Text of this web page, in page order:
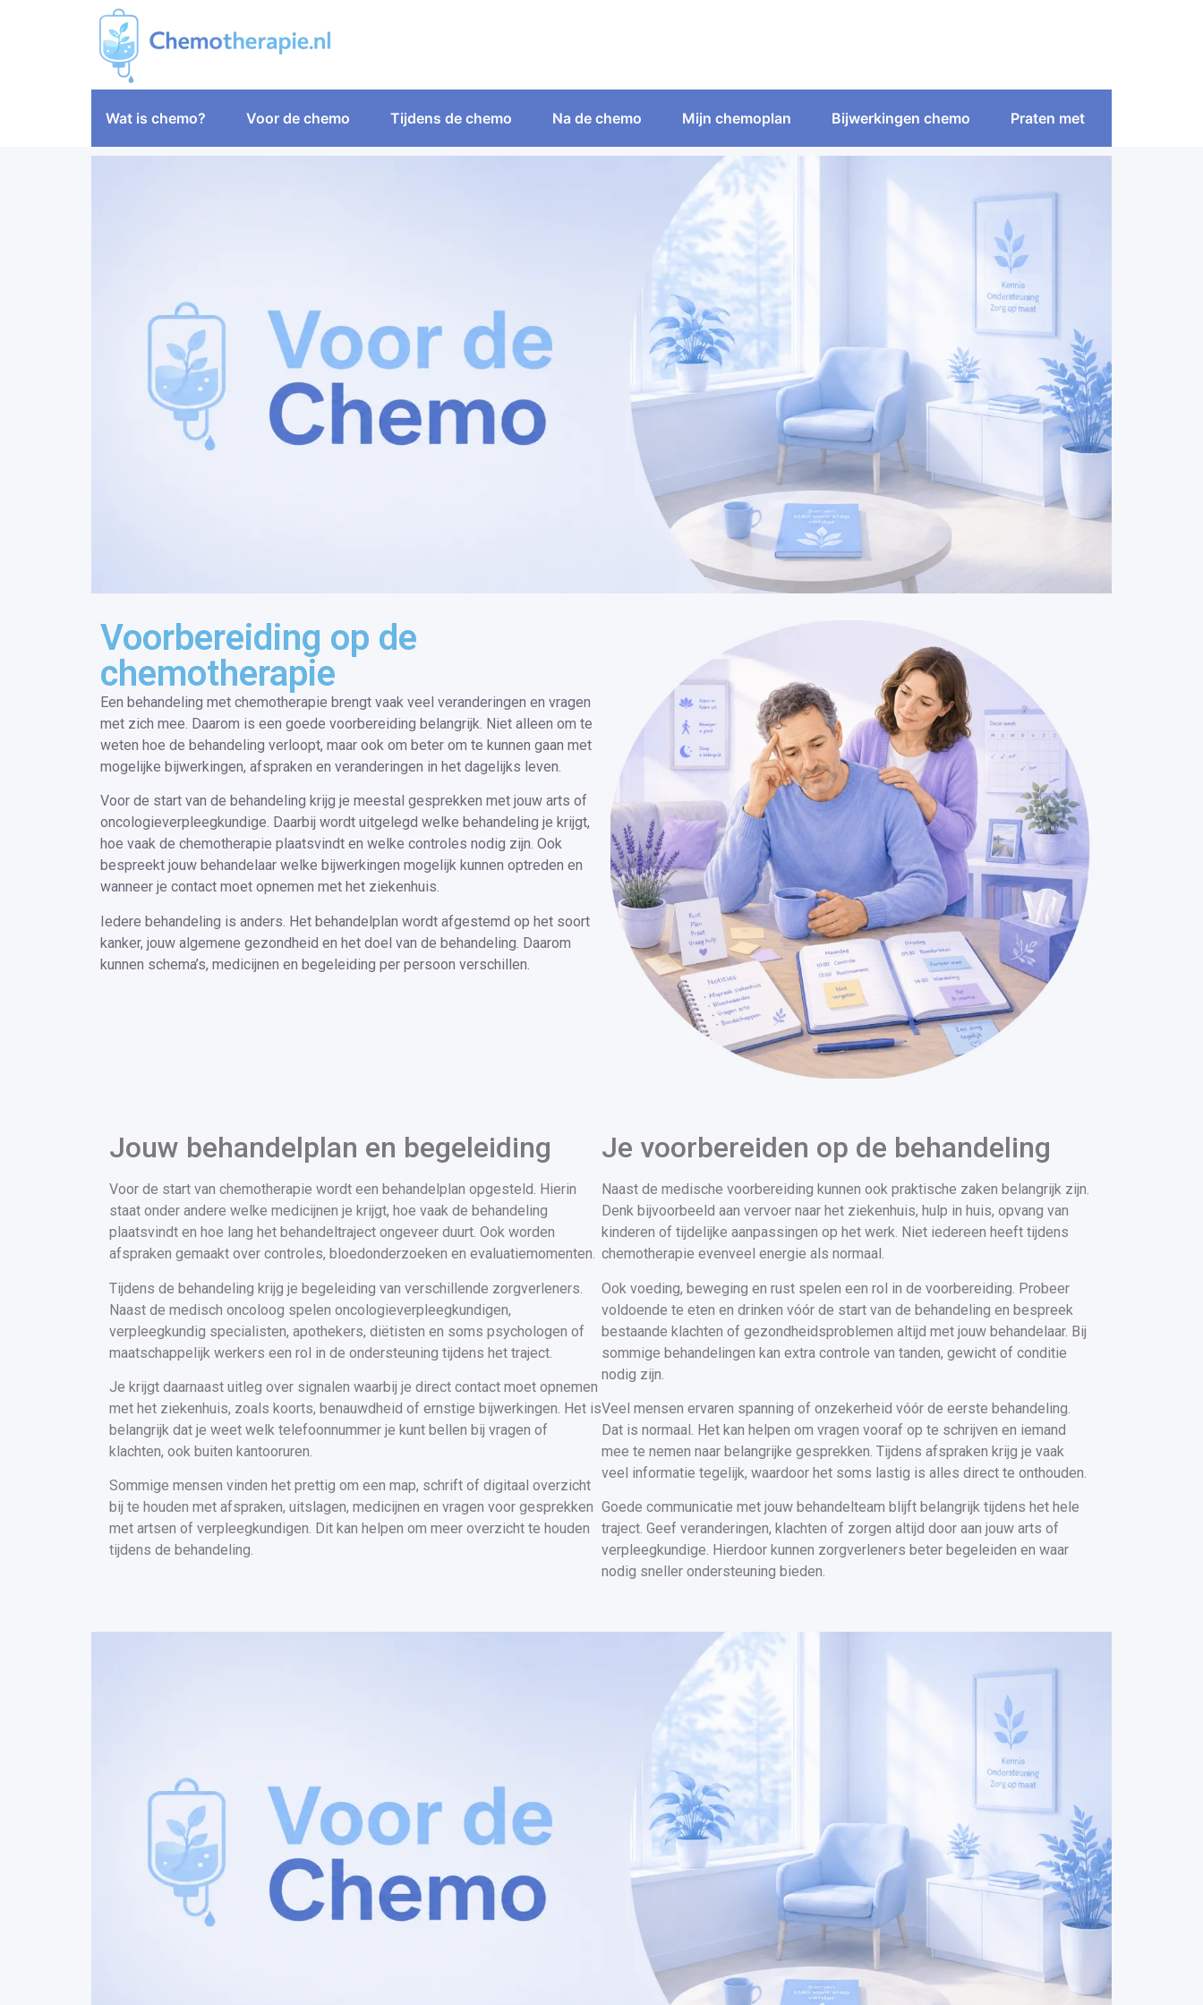
Wat is chemo? Voor de chemo Tijdens de chemo Na de chemo Mijn chemoplan Bijwerkingen chemo Praten met
Voorbereiding op de
chemotherapie
Een behandeling met chemotherapie brengt vaak veel veranderingen en vragen
met zich mee. Daarom is een goede voorbereiding belangrijk. Niet alleen om te
weten hoe de behandeling verloopt, maar ook om beter om te kunnen gaan met
mogelijke bijwerkingen, afspraken en veranderingen in het dagelijks leven.
Voor de start van de behandeling krijg je meestal gesprekken met jouw arts of
oncologieverpleegkundige. Daarbij wordt uitgelegd welke behandeling je krijgt,
hoe vaak de chemotherapie plaatsvindt en welke controles nodig zijn. Ook
bespreekt jouw behandelaar welke bijwerkingen mogelijk kunnen optreden en
wanneer je contact moet opnemen met het ziekenhuis.
Iedere behandeling is anders. Het behandelplan wordt afgestemd op het soort
kanker, jouw algemene gezondheid en het doel van de behandeling. Daarom
kunnen schema’s, medicijnen en begeleiding per persoon verschillen.
Jouw behandelplan en begeleiding
Voor de start van chemotherapie wordt een behandelplan opgesteld. Hierin
staat onder andere welke medicijnen je krijgt, hoe vaak de behandeling
plaatsvindt en hoe lang het behandeltraject ongeveer duurt. Ook worden
afspraken gemaakt over controles, bloedonderzoeken en evaluatiemomenten.
Tijdens de behandeling krijg je begeleiding van verschillende zorgverleners.
Naast de medisch oncoloog spelen oncologieverpleegkundigen,
verpleegkundig specialisten, apothekers, diëtisten en soms psychologen of
maatschappelijk werkers een rol in de ondersteuning tijdens het traject.
Je krijgt daarnaast uitleg over signalen waarbij je direct contact moet opnemen
met het ziekenhuis, zoals koorts, benauwdheid of ernstige bijwerkingen. Het is
belangrijk dat je weet welk telefoonnummer je kunt bellen bij vragen of
klachten, ook buiten kantooruren.
Sommige mensen vinden het prettig om een map, schrift of digitaal overzicht
bij te houden met afspraken, uitslagen, medicijnen en vragen voor gesprekken
met artsen of verpleegkundigen. Dit kan helpen om meer overzicht te houden
tijdens de behandeling.
Je voorbereiden op de behandeling
Naast de medische voorbereiding kunnen ook praktische zaken belangrijk zijn.
Denk bijvoorbeeld aan vervoer naar het ziekenhuis, hulp in huis, opvang van
kinderen of tijdelijke aanpassingen op het werk. Niet iedereen heeft tijdens
chemotherapie evenveel energie als normaal.
Ook voeding, beweging en rust spelen een rol in de voorbereiding. Probeer
voldoende te eten en drinken vóór de start van de behandeling en bespreek
bestaande klachten of gezondheidsproblemen altijd met jouw behandelaar. Bij
sommige behandelingen kan extra controle van tanden, gewicht of conditie
nodig zijn.
Veel mensen ervaren spanning of onzekerheid vóór de eerste behandeling.
Dat is normaal. Het kan helpen om vragen vooraf op te schrijven en iemand
mee te nemen naar belangrijke gesprekken. Tijdens afspraken krijg je vaak
veel informatie tegelijk, waardoor het soms lastig is alles direct te onthouden.
Goede communicatie met jouw behandelteam blijft belangrijk tijdens het hele
traject. Geef veranderingen, klachten of zorgen altijd door aan jouw arts of
verpleegkundige. Hierdoor kunnen zorgverleners beter begeleiden en waar
nodig sneller ondersteuning bieden.